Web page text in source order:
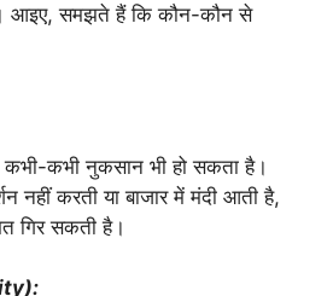
है। आइए, समझते हैं कि कौन-कौन से
कभी नुकसान भी हो सकता है।
नहीं करती या बाजार में मंदी आती है,
गिर सकती है।